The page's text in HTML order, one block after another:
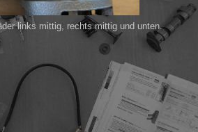
links mittig, rechts mittig und unten.